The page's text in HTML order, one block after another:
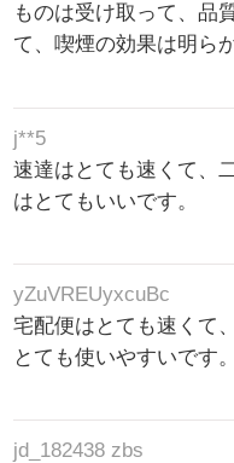
ものは受け取って、品
て、喫煙の効果は明ら
j**5
速達はとても速くて、
はとてもいいです。
yZuVREUyxcuBc
宅配便はとても速くて
とても使いやすいです
jd_182438 zbs